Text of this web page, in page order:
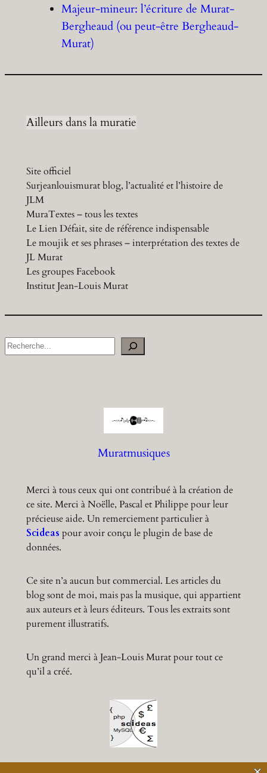
Majeur-mineur: l’écriture de Murat-
Bergheaud (ou peut-être Bergheaud-
Murat)
Ailleurs dans la muratie
Site officiel
Surjeanlouismurat blog, l’actualité et l’histoire de
JLM
MuraTextes – tous les textes
Le Lien Défait, site de référence indispensable
Le moujik et ses phrases – interprétation des textes de
JL Murat
Les groupes Facebook
Institut Jean-Louis Murat
S
Muratmusiques
Merci à tous ceux qui ont contribué à la création de
ce site. Merci à Noëlle, Pascal et Philippe pour leur
précieuse aide. Un remerciement particulier à
Scideas pour avoir conçu le plugin de base de
données.
Ce site n’a aucun but commercial. Les articles du
blog sont de moi, mais pas la musique, qui appartient
aux auteurs et à leurs éditeurs. Tous les extraits sont
purement illustratifs.
Un grand merci à Jean-Louis Murat pour tout ce
qu’il a créé.